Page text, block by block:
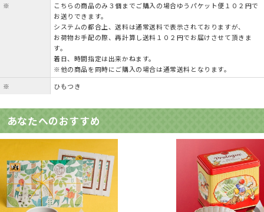
※
こちらの商品のみ３個までご購入の場合ゆうパケット便１０２円で
お送りできます。
システムの都合上、送料は通常送料で表示されておりますが、
お荷物お手配の際、再計算し送料１０２円でお届けさせて頂きま
す。
着日、時間指定は出来かねます。
※他の商品を同時にご購入の場合は通常送料となります。
※
ひもつき
あなたへのおすすめ